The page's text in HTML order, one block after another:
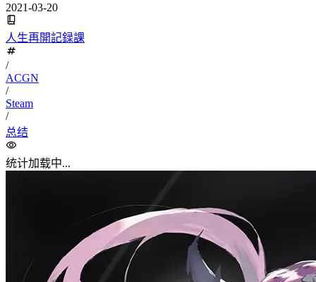
2021-03-20
人生再開記録課
/
ACGN
/
Steam
/
总结
统计加载中...